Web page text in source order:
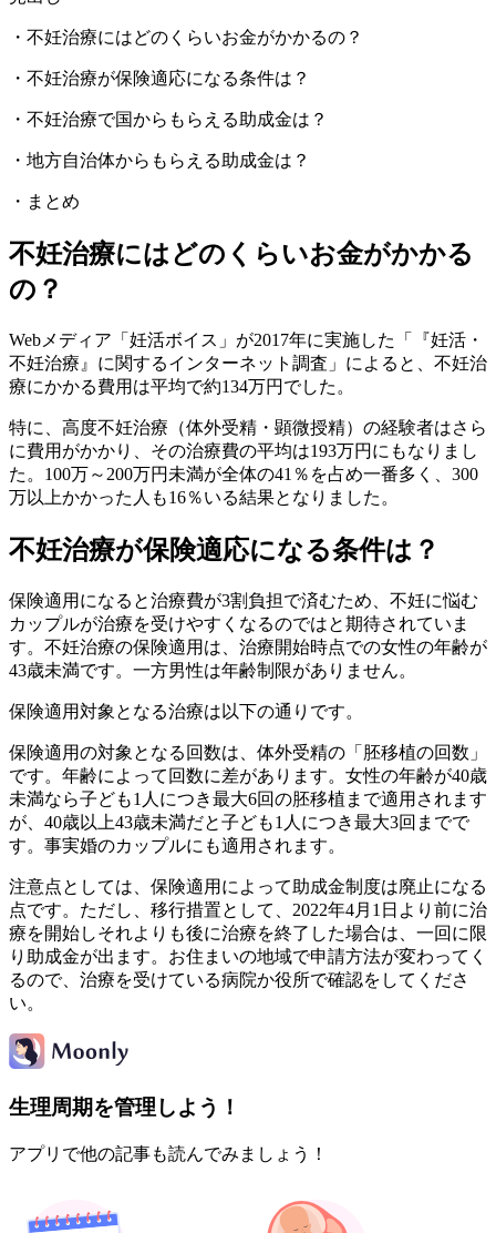
・不妊治療にはどのくらいお金がかかるの？
・不妊治療が保険適応になる条件は？
・不妊治療で国からもらえる助成金は？
・地方自治体からもらえる助成金は？
・まとめ
不妊治療にはどのくらいお金がかかる
の？
Webメディア「妊活ボイス」が2017年に実施した「『妊活・
不妊治療』に関するインターネット調査」によると、不妊治
療にかかる費用は平均で約134万円でした。
特に、高度不妊治療（体外受精・顕微授精）の経験者はさら
に費用がかかり、その治療費の平均は193万円にもなりまし
た。100万～200万円未満が全体の41％を占め一番多く、300
万以上かかった人も16％いる結果となりました。
不妊治療が保険適応になる条件は？
保険適用になると治療費が3割負担で済むため、不妊に悩む
カップルが治療を受けやすくなるのではと期待されていま
す。不妊治療の保険適用は、治療開始時点での女性の年齢が
43歳未満です。一方男性は年齢制限がありません。
保険適用対象となる治療は以下の通りです。
保険適用の対象となる回数は、体外受精の「胚移植の回数」
です。年齢によって回数に差があります。女性の年齢が40歳
未満なら子ども1人につき最大6回の胚移植まで適用されます
が、40歳以上43歳未満だと子ども1人につき最大3回までで
す。事実婚のカップルにも適用されます。
注意点としては、保険適用によって助成金制度は廃止になる
点です。ただし、移行措置として、2022年4月1日より前に治
療を開始しそれよりも後に治療を終了した場合は、一回に限
り助成金が出ます。お住まいの地域で申請方法が変わってく
るので、治療を受けている病院か役所で確認をしてくださ
い。
生理周期を管理しよう！
アプリで他の記事も読んでみましょう！